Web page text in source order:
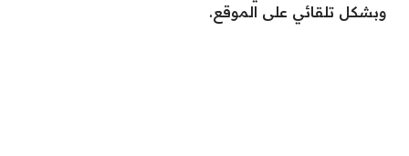
وبشكل تلقائي على الموقع.